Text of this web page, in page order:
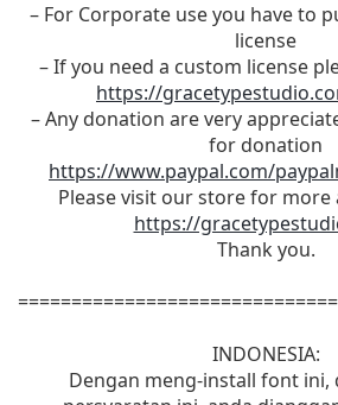
– For Corporate use you have to
license
– If you need a custom license
https://
– Any donation are very
for donation
https://www.paypal.com/
Please visit our store for more
https://
Thank you.
INDONESIA:
Dengan meng-install font ini,